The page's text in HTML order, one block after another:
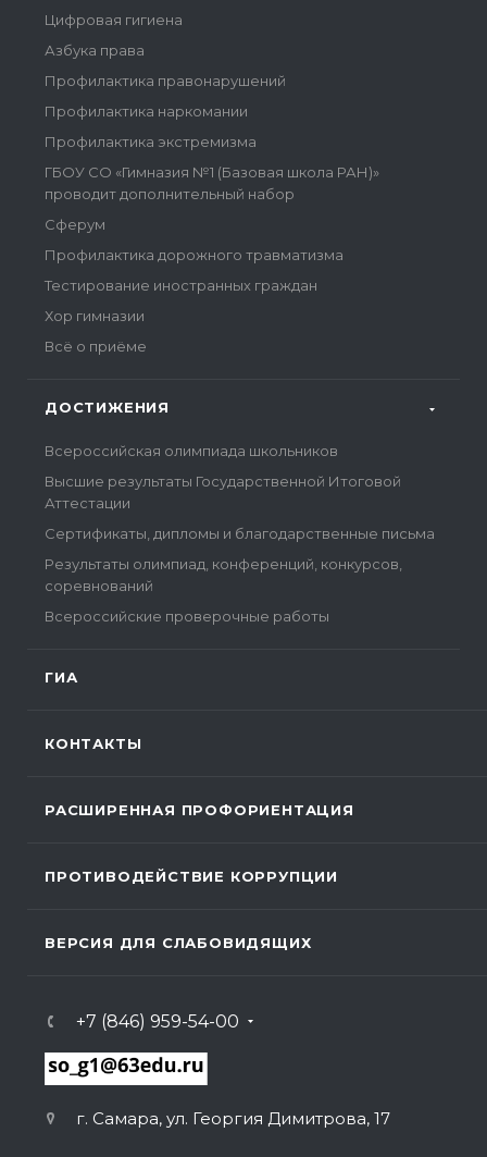
Цифровая гигиена
Азбука права
Профилактика правонарушений
Профилактика наркомании
Профилактика экстремизма
ГБОУ СО «Гимназия №1 (Базовая школа РАН)»
проводит дополнительный набор
Сферум
Профилактика дорожного травматизма
Тестирование иностранных граждан
Хор гимназии
Всё о приёме
ДОСТИЖЕНИЯ
Всероссийская олимпиада школьников
Высшие результаты Государственной Итоговой
Аттестации
Сертификаты, дипломы и благодарственные письма
Результаты олимпиад, конференций, конкурсов,
соревнований
Всероссийские проверочные работы
ГИА
КОНТАКТЫ
РАСШИРЕННАЯ ПРОФОРИЕНТАЦИЯ
ПРОТИВОДЕЙСТВИЕ КОРРУПЦИИ
ВЕРСИЯ ДЛЯ СЛАБОВИДЯЩИХ
+7 (846) 959-54-00
г. Самара, ул. Георгия Димитрова, 17